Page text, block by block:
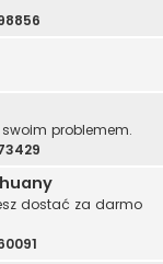
problemem.
dostać za darmo